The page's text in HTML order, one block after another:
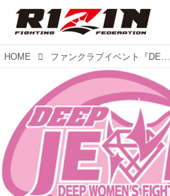
HOME ファンクラブイベント『DEEP JEWELS生観戦会』開催決定！